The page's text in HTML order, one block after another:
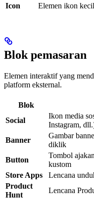
Icon
Elemen ikon kecil
Blok pemasaran
Elemen interaktif yang
platform eksternal.
Blok
Social
Ikon media
Instagram,
Banner
Gambar
diklik
Button
Tombol
kustom
Store Apps
Lencana
Product
Hunt
Lencana